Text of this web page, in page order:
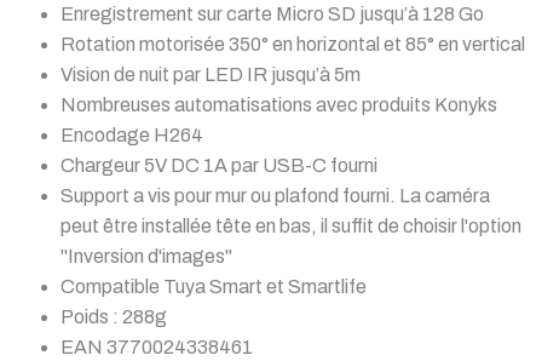
Enregistrement sur carte Micro SD jusqu’à 128 Go
Rotation motorisée 350° en horizontal et 85° en vertical
Vision de nuit par LED IR jusqu’à 5m
Nombreuses automatisations avec produits Konyks
Encodage H264
Chargeur 5V DC 1A par USB-C fourni
Support a vis pour mur ou plafond fourni. La caméra
peut être installée tête en bas, il suffit de choisir l'option
"Inversion d'images"
Compatible Tuya Smart et Smartlife
Poids : 288g
EAN 3770024338461